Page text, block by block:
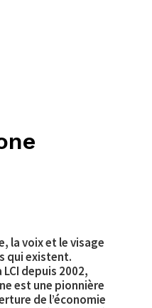
la voix et le visage
qui existent.
depuis 2002,
est une pionnière
de l’économie